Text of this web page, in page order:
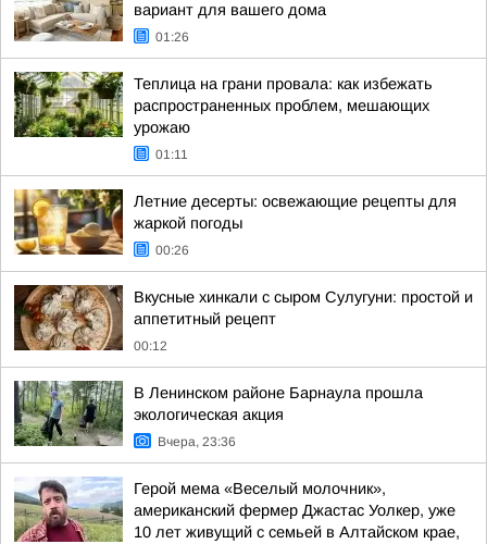
вариант для вашего дома
01:26
Теплица на грани провала: как избежать
распространенных проблем, мешающих
урожаю
01:11
Летние десерты: освежающие рецепты для
жаркой погоды
00:26
Вкусные хинкали с сыром Сулугуни: простой и
аппетитный рецепт
00:12
В Ленинском районе Барнаула прошла
экологическая акция
Вчера, 23:36
Герой мема «Веселый молочник»,
американский фермер Джастас Уолкер, уже
10 лет живущий с семьей в Алтайском крае,